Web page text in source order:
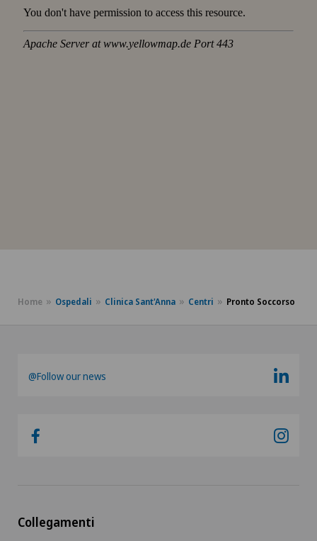
Home Ospedali Clinica Sant'Anna Centri Pronto Soccorso
@Follow our news
Collegamenti